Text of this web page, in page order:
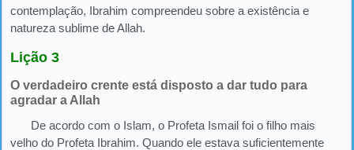
contemplação, Ibrahim compreendeu sobre a existência e
natureza sublime de Allah.
Lição 3
O verdadeiro crente está disposto a dar tudo para
agradar a Allah
De acordo com o Islam, o Profeta Ismail foi o filho mais
velho do Profeta Ibrahim. Quando ele estava suficientemente